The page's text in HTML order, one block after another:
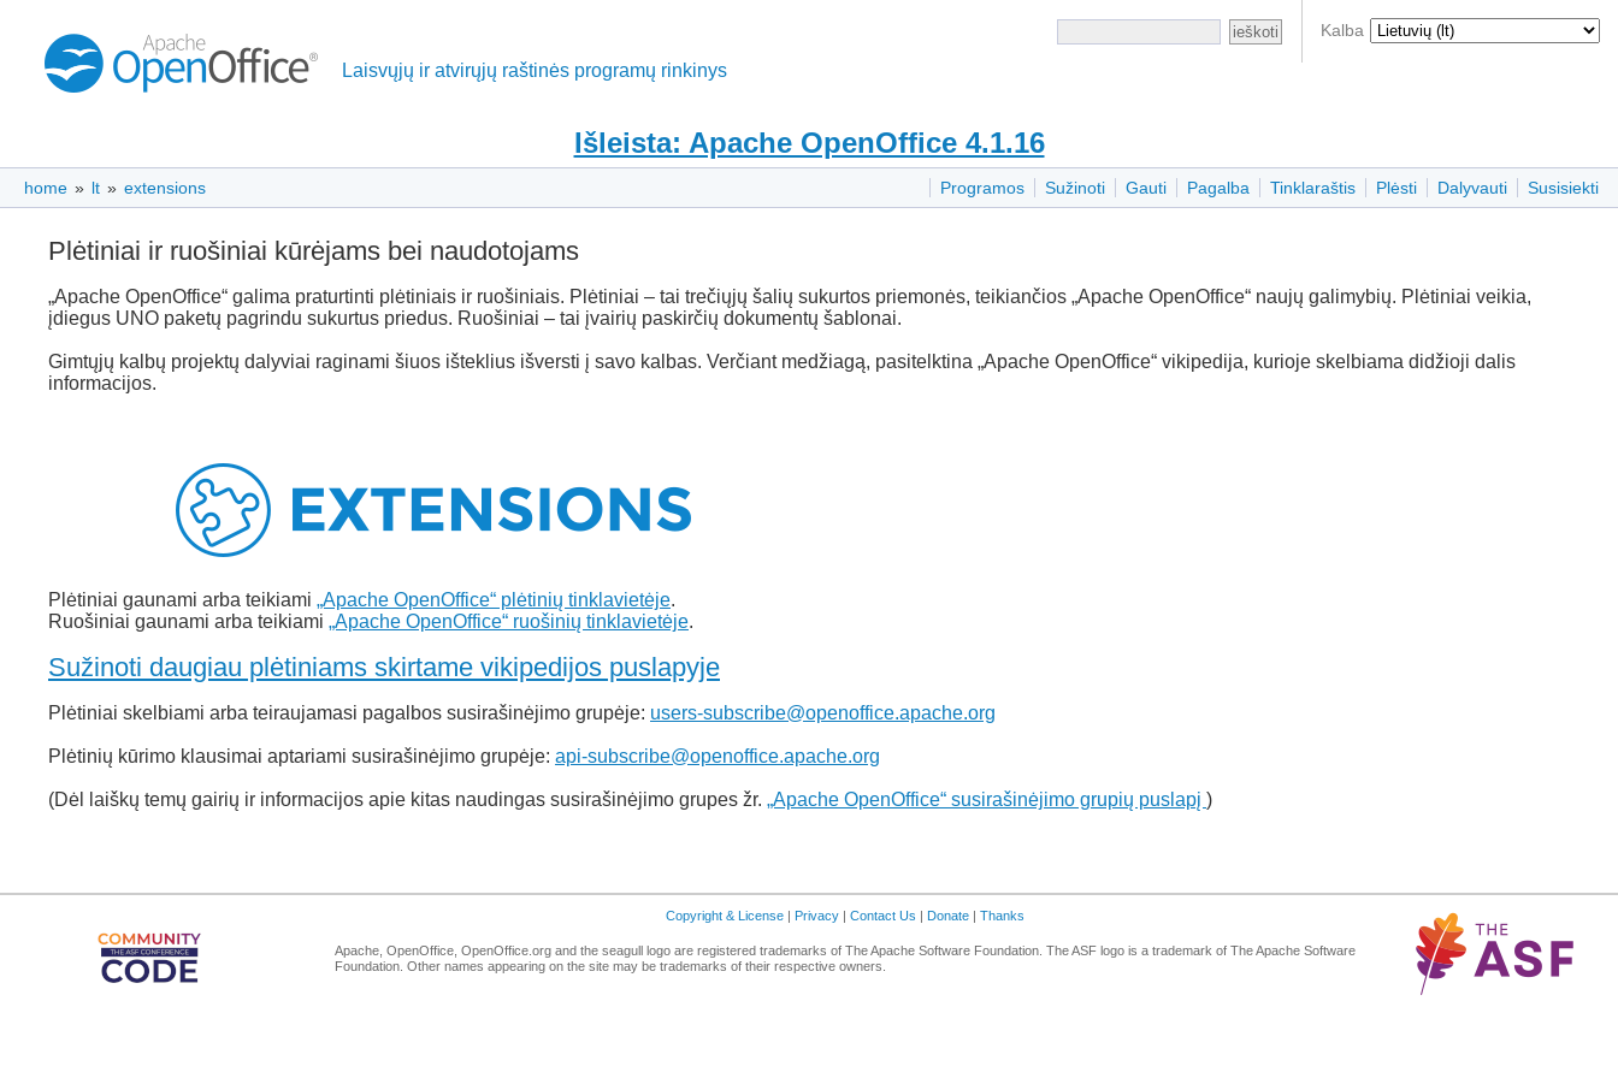
Kalba
Laisvųjų ir atvirųjų raštinės programų rinkinys
Išleista: Apache OpenOffice 4.1.16
Programos Sužinoti Gauti Pagalba Tinklaraštis Plėsti Dalyvauti Susisiekti
home » lt » extensions
Plėtiniai ir ruošiniai kūrėjams bei naudotojams
„Apache OpenOffice“ galima praturtinti plėtiniais ir ruošiniais. Plėtiniai – tai trečiųjų šalių sukurtos priemonės, teikiančios „Apache OpenOffice“ naujų galimybių. Plėtiniai veikia,
įdiegus UNO paketų pagrindu sukurtus priedus. Ruošiniai – tai įvairių paskirčių dokumentų šablonai.
Gimtųjų kalbų projektų dalyviai raginami šiuos išteklius išversti į savo kalbas. Verčiant medžiagą, pasitelktina „Apache OpenOffice“ vikipedija, kurioje skelbiama didžioji dalis
informacijos.
Plėtiniai gaunami arba teikiami „Apache OpenOffice“ plėtinių tinklavietėje.
Ruošiniai gaunami arba teikiami „Apache OpenOffice“ ruošinių tinklavietėje.
Sužinoti daugiau plėtiniams skirtame vikipedijos puslapyje
Plėtiniai skelbiami arba teiraujamasi pagalbos susirašinėjimo grupėje: users-subscribe@openoffice.apache.org
Plėtinių kūrimo klausimai aptariami susirašinėjimo grupėje: api-subscribe@openoffice.apache.org
(Dėl laiškų temų gairių ir informacijos apie kitas naudingas susirašinėjimo grupes žr. „Apache OpenOffice“ susirašinėjimo grupių puslapį )
Copyright & License | Privacy | Contact Us | Donate | Thanks
Apache, OpenOffice, OpenOffice.org and the seagull logo are registered trademarks of The Apache Software Foundation. The ASF logo is a trademark of The Apache Software
Foundation. Other names appearing on the site may be trademarks of their respective owners.